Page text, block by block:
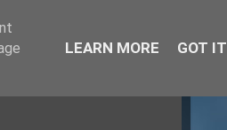
LEARN MORE GOT IT